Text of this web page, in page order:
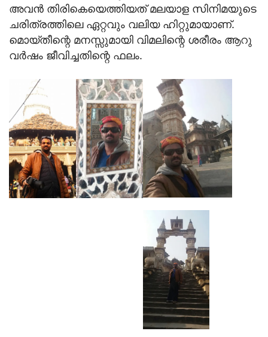
അവന്‍ തിരികെയെത്തിയത് മലയാള സിനിമയുടെ
ചരിത്രത്തിലെ ഏറ്റവും വലിയ ഹിറ്റുമായാണ്.
മൊയ്തീന്റെ മനസ്സുമായി വിമലിന്റെ ശരീരം ആറു
വര്‍ഷം ജീവിച്ചതിന്റെ ഫലം.